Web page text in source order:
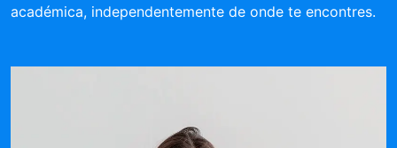
académica, independentemente de onde te encontres.